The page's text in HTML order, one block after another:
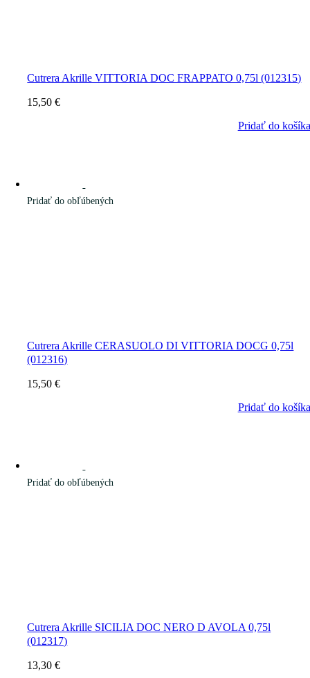
Cutrera Akrille VITTORIA DOC FRAPPATO 0,75l (012315)
15,50€
Pridať do košíka
Pridať do obľúbených
Cutrera Akrille CERASUOLO DI VITTORIA DOCG 0,75l
(012316)
15,50€
Pridať do košíka
Pridať do obľúbených
Cutrera Akrille SICILIA DOC NERO D AVOLA 0,75l
(012317)
13,30€